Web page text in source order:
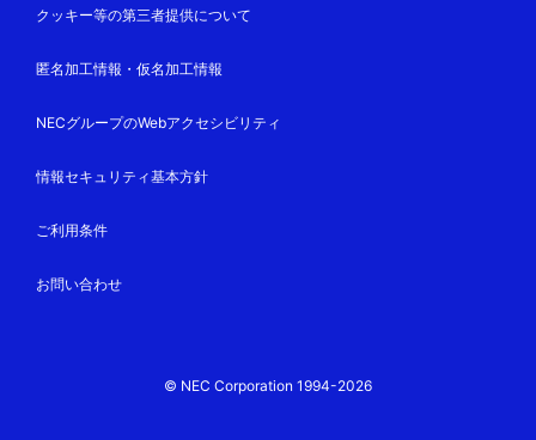
クッキー等の第三者提供について
匿名加工情報・仮名加工情報
NECグループのWebアクセシビリティ
情報セキュリティ基本方針
ご利用条件
お問い合わせ
© NEC Corporation 1994-2026